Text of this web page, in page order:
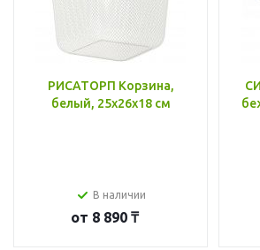
РИСАТОРП Корзина,
белый, 25x26x18 см
В наличии
от 8 890 ₸